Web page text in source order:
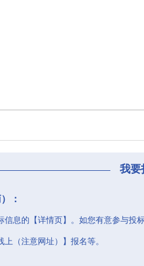
我要
：
信息的【详情页】。如您有意参与投
（注意网址）】报名等。